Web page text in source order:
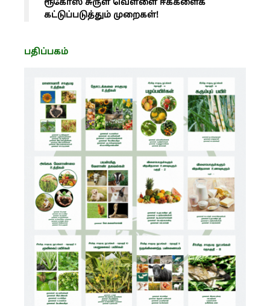
ரூகோஸ் சுருள் வெள்ளை ஈக்களைக்
கட்டுப்படுத்தும் முறைகள்!
பதிப்பகம்